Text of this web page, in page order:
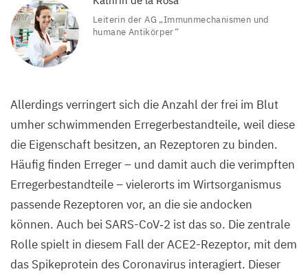
Leiterin derAG „Immunmechanismen und
humane Antikörper“
Allerdings verringert sich die Anzahl der frei im Blut
umher schwimmenden Erregerbestandteile, weil diese
die Eigenschaft besitzen, an Rezeptoren zu binden.
Häufig finden Erreger – und damit auch die verimpften
Erregerbestandteile – vielerorts im Wirtsorganismus
passende Rezeptoren vor, an die sie andocken
können. Auch bei SARS-CoV‑2 ist das so. Die zentrale
Rolle spielt in diesem Fall der ACE2-Rezeptor, mit dem
das Spikeprotein des Coronavirus interagiert. Dieser